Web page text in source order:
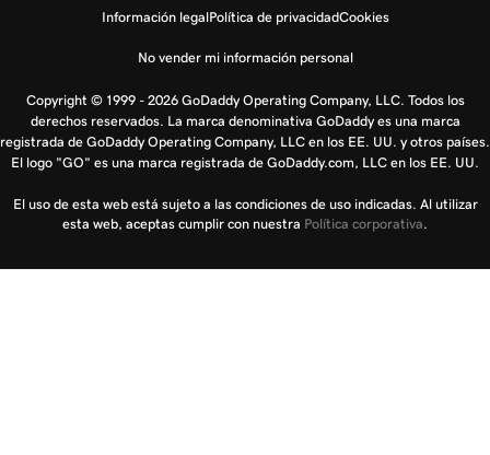
Información legalPolítica de privacidadCookies
No vender mi información personal
Copyright © 1999 - 2026 GoDaddy Operating Company, LLC. Todos los
derechos reservados. La marca denominativa GoDaddy es una marca
registrada de GoDaddy Operating Company, LLC en los EE. UU. y otros países.
El logo "GO" es una marca registrada de GoDaddy.com, LLC en los EE. UU.
El uso de esta web está sujeto a las condiciones de uso indicadas. Al utilizar
esta web, aceptas cumplir con nuestra Política corporativa.